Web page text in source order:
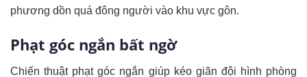
phương dồn quá đông người vào khu vực gôn.
Phạt góc ngắn bất ngờ
Chiến thuật phạt góc ngắn giúp kéo giãn đội hình phòng